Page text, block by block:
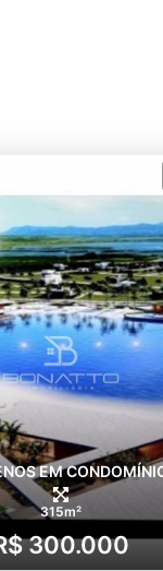
EM
315m²
300.000